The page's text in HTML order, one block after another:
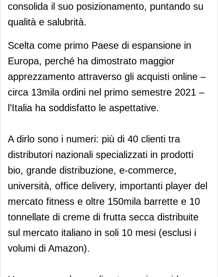
consolida il suo posizionamento, puntando su
qualità e salubrità.
Scelta come primo Paese di espansione in
Europa, perché ha dimostrato maggior
apprezzamento attraverso gli acquisti online –
circa 13mila ordini nel primo semestre 2021 –
l’Italia ha soddisfatto le aspettative.
A dirlo sono i numeri: più di 40 clienti tra
distributori nazionali specializzati in prodotti
bio, grande distribuzione, e-commerce,
università, office delivery, importanti player del
mercato fitness e oltre 150mila barrette e 10
tonnellate di creme di frutta secca distribuite
sul mercato italiano in soli 10 mesi (esclusi i
volumi di Amazon).